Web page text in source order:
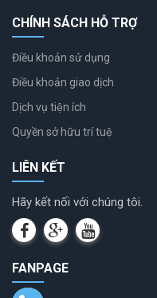
CHÍNH SÁCH HỖ TRỢ
Điều khoản sử dụng
Điều khoản giao dịch
Dịch vụ tiện ích
Quyền sở hữu trí tuệ
LIÊN KẾT
Hãy kết nối với chúng tôi.
FANPAGE